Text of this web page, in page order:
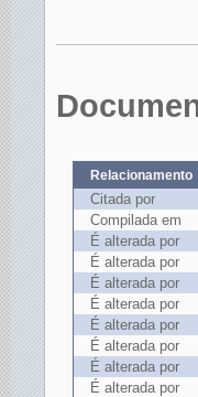
Relacionamento
Citada por
Compilada em
É alterada por
É alterada por
É alterada por
É alterada por
É alterada por
É alterada por
É alterada por
É alterada por